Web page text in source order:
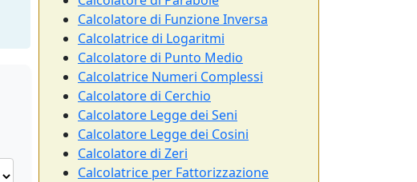
Calcolatore di Funzione Inversa
Calcolatrice di Logaritmi
Calcolatore di Punto Medio
Calcolatrice Numeri Complessi
Calcolatore di Cerchio
Calcolatore Legge dei Seni
Calcolatore Legge dei Cosini
Calcolatore di Zeri
Calcolatrice per Fattorizzazione